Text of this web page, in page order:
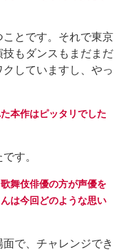
とです。それで東京
もダンスもまだまだ
していますし、やっ
本作はピッタリでした
す。
舞伎俳優の方が声優を
は今回どのような思い
で、チャレンジでき